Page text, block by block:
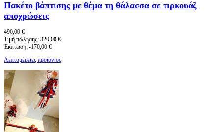
Πακέτο βάπτισης με θέμα τη θάλασσα σε τιρκουάζ
αποχρώσεις
490,00 €
Τιμή πώλησης: 320,00 €
Έκπτωση: -170,00 €
Λεπτομέρειες προϊόντος